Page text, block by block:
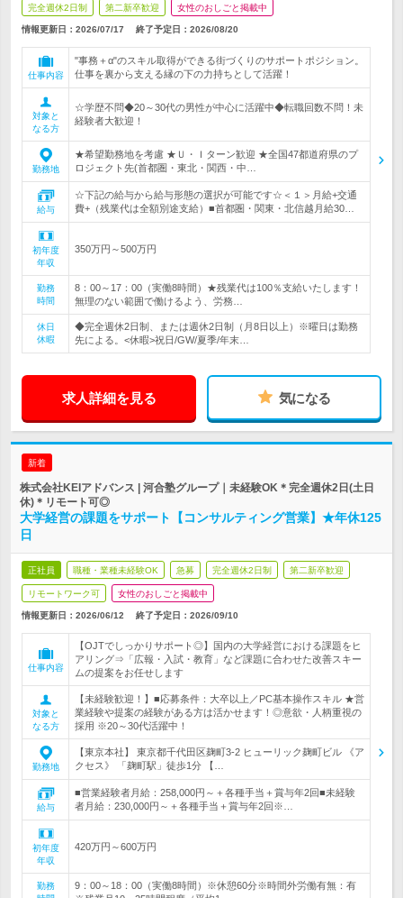
完全週休2日制 第二新卒歓迎 女性のおしごと掲載中
情報更新日：2026/07/17 終了予定日： 2026/08/20
仕事内容
"事務＋α"のスキル取得ができる街づくりのサポートポジション。
仕事を裏から支える縁の下の力持ちとして活躍！
対象と
なる方
☆学歴不問◆20～30代の男性が中心に活躍中◆転職回数不問！未
経験者大歓迎！
勤務地
★希望勤務地を考慮 ★Ｕ・Ｉターン歓迎 ★全国47都道府県のプ
ロジェクト先(首都圏・東北・関西・中…
給与
☆下記の給与から給与形態の選択が可能です☆＜１＞月給+交通
費+（残業代は全額別途支給）■首都圏・関東・北信越月給30…
初年度
年収
350万円～500万円
勤務
時間
8：00～17：00（実働8時間）★残業代は100％支給いたします！
無理のない範囲で働けるよう、労務…
休日
休暇
◆完全週休2日制、または週休2日制（月8日以上）※曜日は勤務
先による。<休暇>祝日/GW/夏季/年末…
求人詳細を見る 気になる
新着
株式会社KEIアドバンス | 河合塾グループ｜未経験OK＊完全週休2日(土日
休)＊リモート可◎
大学経営の課題をサポート【コンサルティング営業】★年休125
日
正社員 職種・業種未経験OK 急募 完全週休2日制 第二新卒歓迎
リモートワーク可 女性のおしごと掲載中
情報更新日：2026/06/12 終了予定日： 2026/09/10
仕事内容
【OJTでしっかりサポート◎】国内の大学経営における課題をヒ
アリング⇒「広報・入試・教育」など課題に合わせた改善スキー
ムの提案をお任せします
対象と
なる方
【未経験歓迎！】■応募条件：大卒以上／PC基本操作スキル ★営
業経験や提案の経験がある方は活かせます！◎意欲・人柄重視の
採用 ※20～30代活躍中！
勤務地
【東京本社】 東京都千代田区麹町3-2 ヒューリック麹町ビル 《ア
クセス》 「麹町駅」徒歩1分 【…
給与
■営業経験者月給：258,000円～＋各種手当＋賞与年2回■未経験
者月給：230,000円～＋各種手当＋賞与年2回※…
初年度
年収
420万円～600万円
勤務
9：00～18：00（実働8時間）※休憩60分※時間外労働有無：有